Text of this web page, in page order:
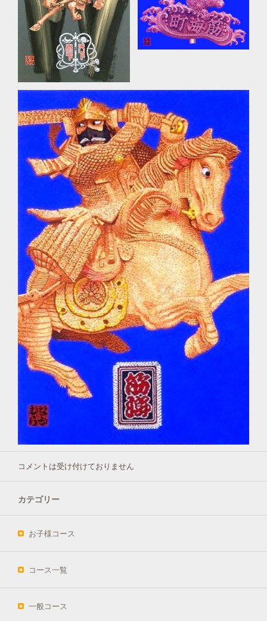
コメントは受け付けておりません
カテゴリー
お子様コース
コース一覧
一般コース